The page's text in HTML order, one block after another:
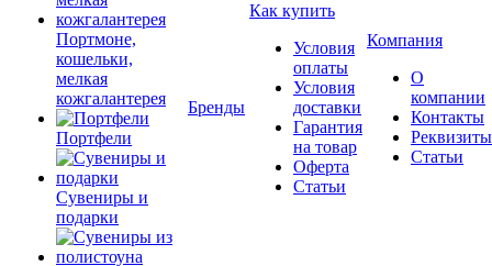
Портмоне,
кошельки,
мелкая
кожгалантерея
Портфели
Сувениры и
подарки
Бренды
Как купить
Условия
оплаты
Условия
доставки
Гарантия
на товар
Оферта
Статьи
Компания
О
компании
Контакты
Реквизиты
Статьи